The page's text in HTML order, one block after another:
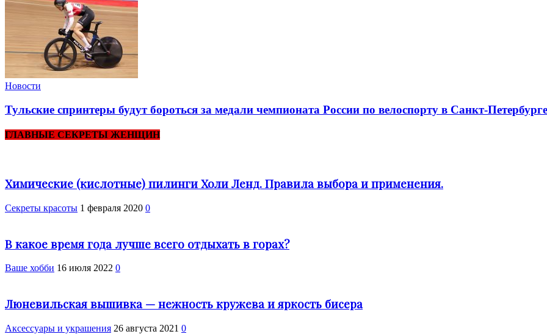
Новости
Тульские спринтеры будут бороться за медали чемпионата России по велоспорту в Санкт-Петербурге
ГЛАВНЫЕ СЕКРЕТЫ ЖЕНЩИН
Химические (кислотные) пилинги Холи Ленд. Правила выбора и применения.
Секреты красоты 1 февраля 2020 0
В какое время года лучше всего отдыхать в горах?
Ваше хобби 16 июля 2022 0
Люневильская вышивка — нежность кружева и яркость бисера
Аксессуары и украшения 26 августа 2021 0